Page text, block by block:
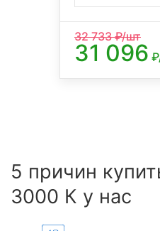
32 733₽/шт
31 096
5 причин
3000 К у нас